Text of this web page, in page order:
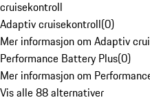
cruisekontroll
Adaptiv cruisekontroll(0)
Mer informasjon om Adaptiv
Performance Battery Plus(0)
Mer informasjon om
Vis alle 88 alternativer